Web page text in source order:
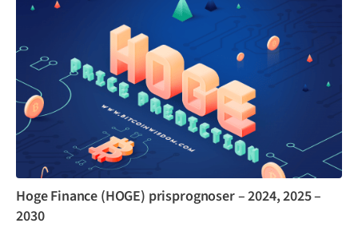
Hoge Finance (HOGE) prisprognoser – 2024, 2025 –
2030